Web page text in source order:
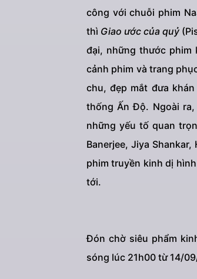
công với chuỗi phim
thì Giao ước của quỷ
đại, những thước phim
cảnh phim và trang
chu, đẹp mắt đưa
thống Ấn Độ. Ngoài
những yếu tố quan
Banerjee, Jiya
phim truyền kinh dị
tới.
Đón chờ siêu phẩm
sóng lúc 21h00 từ 14/